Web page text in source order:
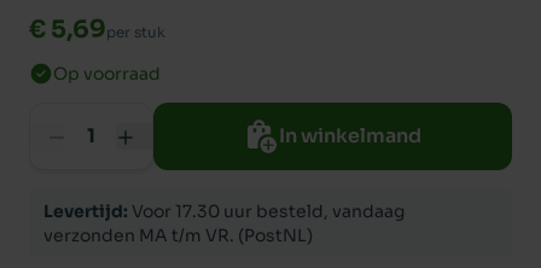
€ 5,69per stuk
Op voorraad
In winkelmand
Levertijd: Voor 17.30 uur besteld, vandaag
verzonden MA t/m VR. (PostNL)